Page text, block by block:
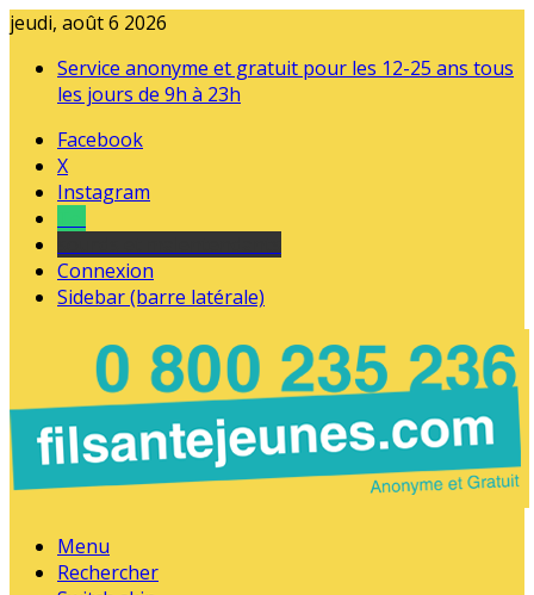
jeudi, août 6 2026
Service anonyme et gratuit pour les 12-25 ans tous
les jours de 9h à 23h
Facebook
X
Instagram
Connexion
Sidebar (barre latérale)
Menu
Rechercher